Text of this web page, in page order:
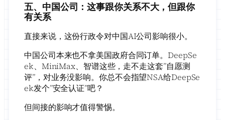
五、中国公司：这事跟你关系不大，但跟你
有关系
直接来说，这份行政令对中国AI公司影响很小。
中国公司本来也不拿美国政府合同订单。DeepSe
ek、MiniMax、智谱这些，走不走这套”自愿测
评”，对业务没影响。你总不会指望NSA给DeepSe
ek发个”安全认证”吧？
但间接的影响才值得警惕。